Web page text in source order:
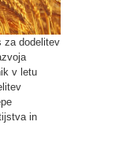
za dodelitev
v letu
in